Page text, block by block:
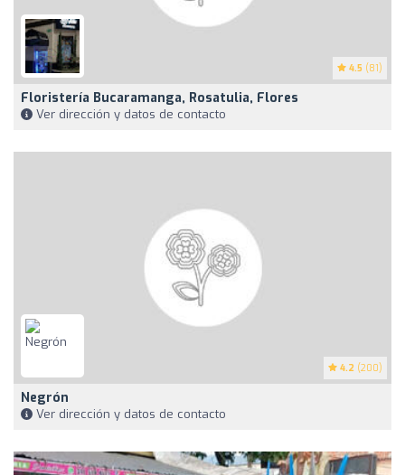
4.5 (81)
Floristería Bucaramanga, Rosatulia, Flores
Ver dirección y datos de contacto
4.2 (200)
Negrón
Ver dirección y datos de contacto